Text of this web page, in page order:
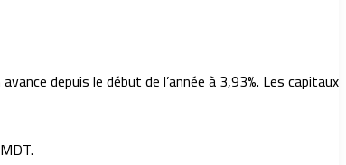
depuis le début de l’année à 3,93%. Les capitaux